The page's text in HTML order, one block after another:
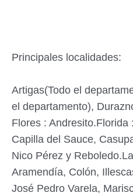
Principales localidades:
Artigas(Todo el
el departamento),
Flores : Andresito.Florida
Capilla del Sauce,
Nico Pérez y
Aramendía, Colón,
José Pedro Varela,